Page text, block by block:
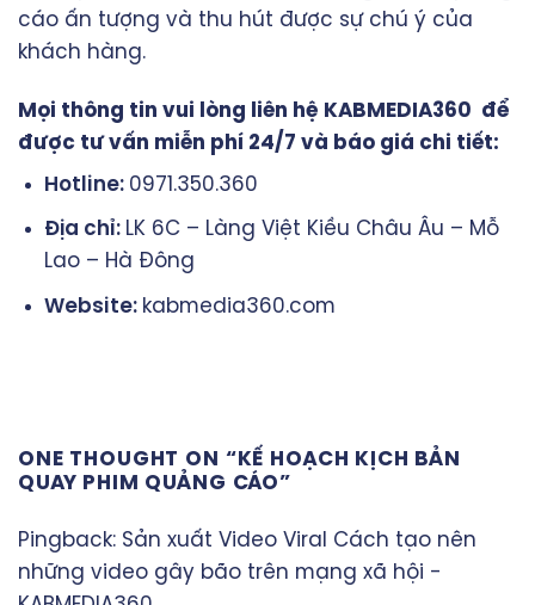
cáo ấn tượng và thu hút được sự chú ý của
khách hàng.
Mọi thông tin vui lòng liên hệ KABMEDIA360 để
được tư vấn miễn phí 24/7 và báo giá chi tiết:
Hotline: 0971.350.360
Địa chỉ: LK 6C – Làng Việt Kiều Châu Âu – Mỗ
Lao – Hà Đông
Website: kabmedia360.com
ONE THOUGHT ON “ KẾ HOẠCH KỊCH BẢN
QUAY PHIM QUẢNG CÁO”
Pingback: Sản xuất Video Viral Cách tạo nên
những video gây bão trên mạng xã hội -